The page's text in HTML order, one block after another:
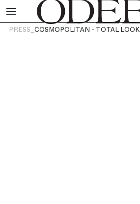
PRESS_ COSMOPOLITAN - TOTAL LOOK